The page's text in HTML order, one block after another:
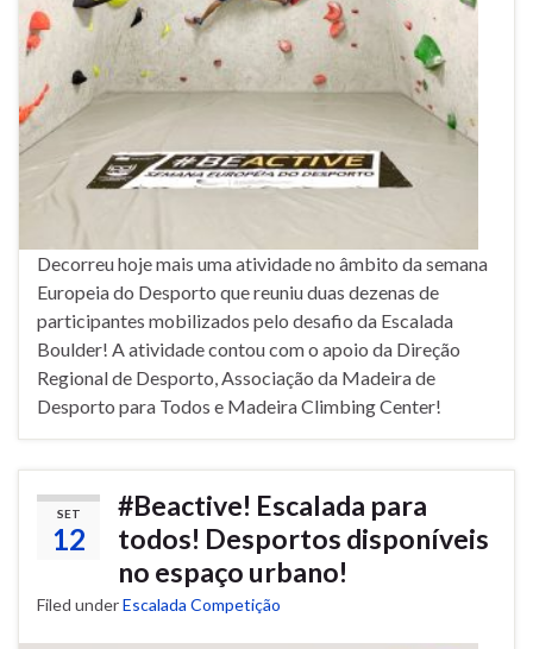
Decorreu hoje mais uma atividade no âmbito da semana
Europeia do Desporto que reuniu duas dezenas de
participantes mobilizados pelo desafio da Escalada
Boulder! A atividade contou com o apoio da Direção
Regional de Desporto, Associação da Madeira de
Desporto para Todos e Madeira Climbing Center!
SET
12
#Beactive! Escalada para
todos! Desportos disponíveis
no espaço urbano!
Filed underEscalada Competição